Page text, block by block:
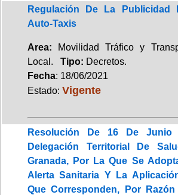
Regulación De La Publicidad
Auto-Taxis
Area: Movilidad Tráfico y
Local. Tipo: Decretos.
Fecha: 18/06/2021
Estado: Vigente
Resolución De 16 De
Delegación Territorial De
Granada, Por La Que Se
Alerta Sanitaria Y La
Que Corresponden, Por